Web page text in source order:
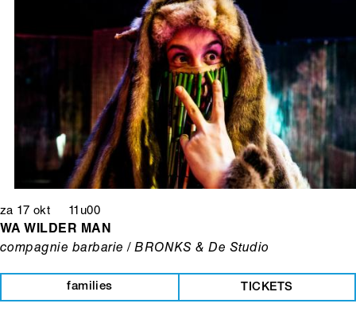
za 17 okt 11u00
WA WILDER MAN
compagnie barbarie / BRONKS & De Studio
families TICKETS